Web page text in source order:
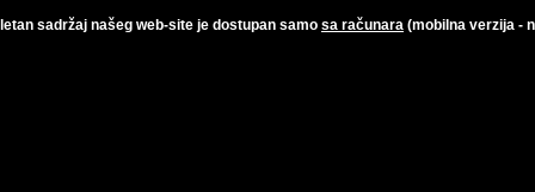
sadržaj našeg web-site je dostupan samo sa računara (mobilna verzija -